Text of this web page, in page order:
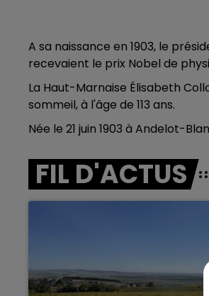
A sa naissance en 1903, le
recevaient le prix Nobel de
La Haut-Marnaise Élisabeth
sommeil, à l'âge de 113 ans.
Née le 21 juin 1903 à Andelot-
FIL D'ACTUS